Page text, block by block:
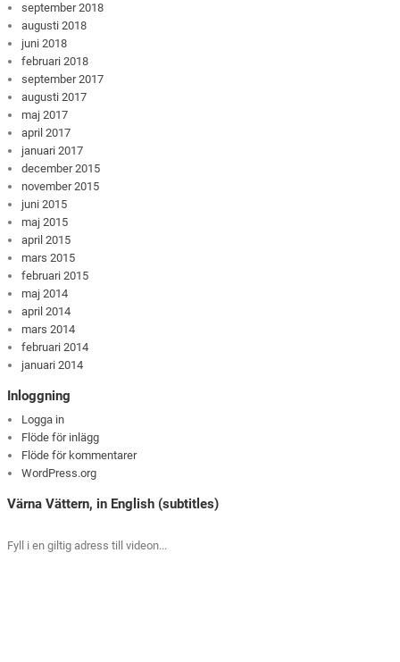
september 2018
augusti 2018
juni 2018
februari 2018
september 2017
augusti 2017
maj 2017
april 2017
januari 2017
december 2015
november 2015
juni 2015
maj 2015
april 2015
mars 2015
februari 2015
maj 2014
april 2014
mars 2014
februari 2014
januari 2014
Inloggning
Logga in
Flöde för inlägg
Flöde för kommentarer
WordPress.org
Värna Vättern, in English (subtitles)
Fyll i en giltig adress till videon...